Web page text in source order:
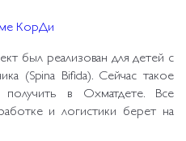
КорДи
был реализован для детей с
(Spina Bifida). Сейчас такое
в Охматдете. Все
и логистики берет на